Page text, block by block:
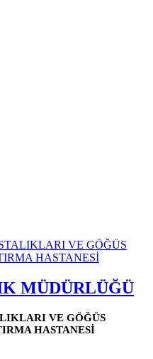
MÜDÜRLÜĞÜ
VE GÖĞÜS
HASTANESİ